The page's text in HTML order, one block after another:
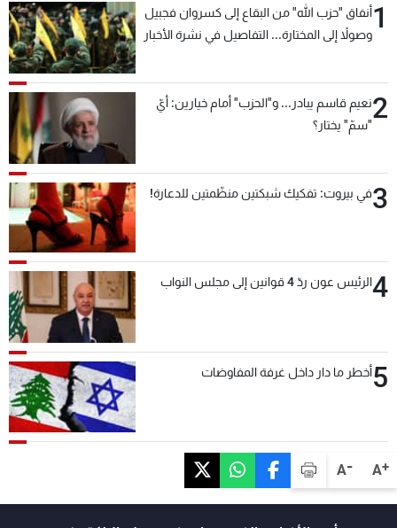
A+
A-
1أنفاق "حزب الله" من البقاع إلى كسروان فجبيل
وصولاً إلى المختارة... التفاصيل في نشرة الأخبار
2نعيم قاسم يبادر... و"الحزب" أمام خيارين: أيّ
"سمّ" يختار؟
3في بيروت: تفكيك شبكتين منظّمتين للدعارة!
4الرئيس عون ردّ 4 قوانين إلى مجلس النواب
5أخطر ما دار داخل غرفة المفاوضات